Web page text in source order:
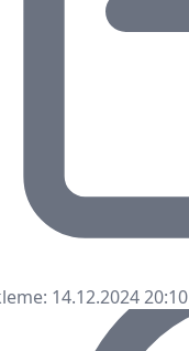
14.12.2024 20:10